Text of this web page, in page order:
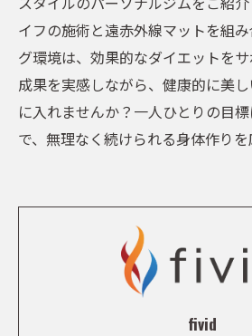
イフの施術と遠赤外線マットを組
グ環境は、効果的なダイエットを
成果を実感しながら、健康的に美
に入れませんか？一人ひとりの目
で、無理なく続けられる身体作りを
fivid